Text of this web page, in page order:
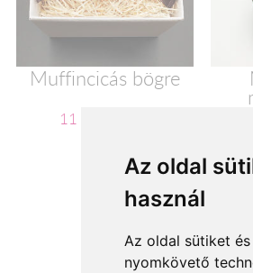
Az oldal
használ
Az oldal sütiket
nyomkövető
Muffincicás bögre
11 600 Ft-tól
1 2